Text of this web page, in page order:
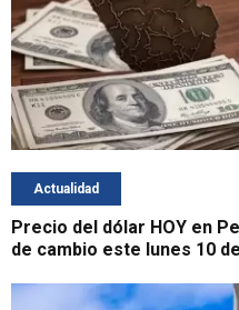
Actualidad
Precio del dólar HOY en
de cambio este lunes 10